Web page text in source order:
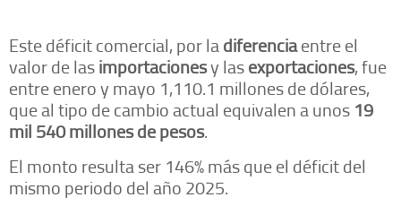
Este déficit comercial, por ladiferenciaentre el
valor de lasimportacionesy lasexportaciones, fue
entre enero y mayo 1,110.1 millones de dólares,
que al tipo de cambio actual equivalen a unos 19
mil 540 millones de pesos.
El monto resulta ser 146% más que el déficit del
mismo periodo del año 2025.